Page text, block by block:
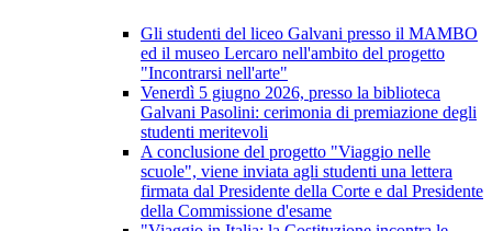
Gli studenti del liceo Galvani presso il MAMBO
ed il museo Lercaro nell'ambito del progetto
"Incontrarsi nell'arte"
Venerdì 5 giugno 2026, presso la biblioteca
Galvani Pasolini: cerimonia di premiazione degli
studenti meritevoli
A conclusione del progetto "Viaggio nelle
scuole", viene inviata agli studenti una lettera
firmata dal Presidente della Corte e dal Presidente
della Commissione d'esame